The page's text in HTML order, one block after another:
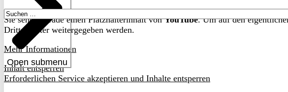
Open submenu
Suchen
nach:
Sie sehen gerade einen Platzhalterinhalt vonYouTube. Um auf den
Drittanbieter weitergegeben werden.
Mehr Informationen
Inhalt entsperren
Erforderlichen Service akzeptieren und Inhalte entsperren